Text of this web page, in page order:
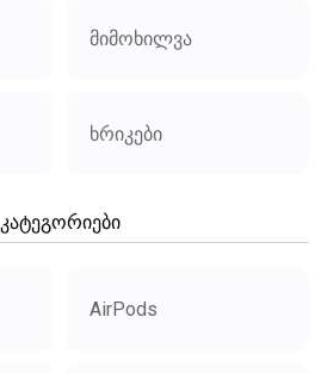
მიმოხილვა
ხრიკები
კატეგორიები
AirPods